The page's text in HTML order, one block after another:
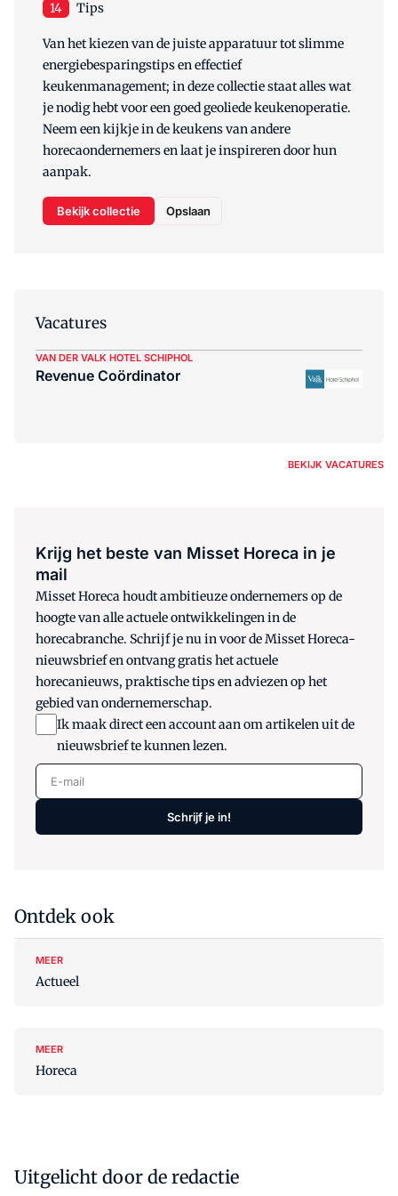
14 Tips
Van het kiezen van de juiste apparatuur tot slimme
energiebesparingstips en effectief
keukenmanagement; in deze collectie staat alles wat
je nodig hebt voor een goed geoliede keukenoperatie.
Neem een kijkje in de keukens van andere
horecaondernemers en laat je inspireren door hun
aanpak.
Bekijk collectie Opslaan
Vacatures
VAN DER VALK HOTEL SCHIPHOL
Revenue Coördinator
BEKIJK VACATURES
Krijg het beste van Misset Horeca in je
mail
Misset Horeca houdt ambitieuze ondernemers op de
hoogte van alle actuele ontwikkelingen in de
horecabranche. Schrijf je nu in voor de Misset Horeca-
nieuwsbrief en ontvang gratis het actuele
horecanieuws, praktische tips en adviezen op het
gebied van ondernemerschap.
Ik maak direct een account aan om artikelen uit de
nieuwsbrief te kunnen lezen.
E-mail
Schrijf je in!
Ontdek ook
MEER
Actueel
MEER
Horeca
Uitgelicht door de redactie